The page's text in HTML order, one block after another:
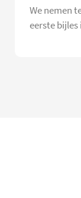
We nemen
eerste bijles